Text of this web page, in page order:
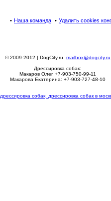
Удалить cookies
Наша команда
© 2009-2012 | DogCity.ru mailbox@dogcity.ru
Дрессировка собак:
Макаров Олег +7-903-750-99-11
Макарова Екатерина: +7-903-727-48-10
дрессировка собак, дрессировка собак в